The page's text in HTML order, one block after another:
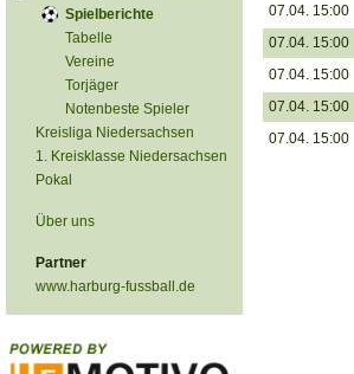
Spielberichte
Tabelle
Vereine
Torjäger
Notenbeste Spieler
Kreisliga Niedersachsen
1. Kreisklasse Niedersachsen
Pokal
Über uns
Partner
www.harburg-fussball.de
07.04. 15:00
07.04. 15:00
07.04. 15:00
07.04. 15:00
07.04. 15:00